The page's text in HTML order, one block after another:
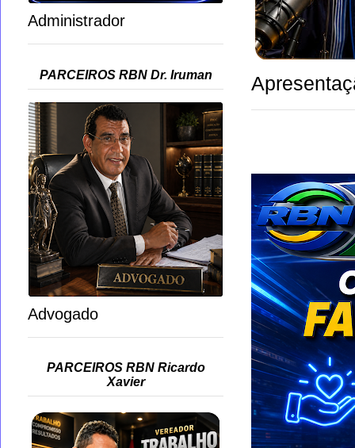
Administrador
PARCEIROS RBN Dr. Iruman
Advogado
PARCEIROS RBN Ricardo
Xavier